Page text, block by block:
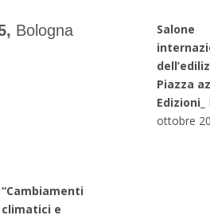
Bologna
“Cambiamenti
climatici e
Salone
Piazza a
Edizioni_
ottobre